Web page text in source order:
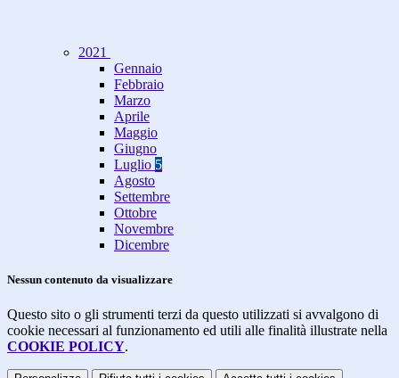
2021
Gennaio
Febbraio
Marzo
Aprile
Maggio
Giugno
Luglio 5
Agosto
Settembre
Ottobre
Novembre
Dicembre
Nessun contenuto da visualizzare
Questo sito o gli strumenti terzi da questo utilizzati si avvalgono di
cookie necessari al funzionamento ed utili alle finalità illustrate nella
COOKIE POLICY.